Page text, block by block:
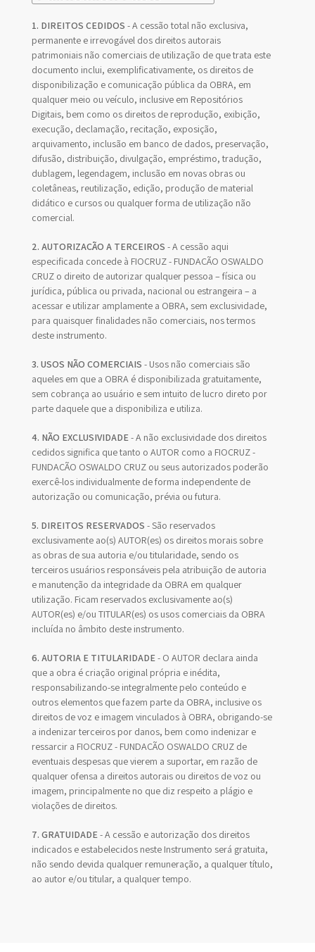
1. DIREITOS CEDIDOS - A cessão total não exclusiva,
permanente e irrevogável dos direitos autorais
patrimoniais não comerciais de utilização de que trata este
documento inclui, exemplificativamente, os direitos de
disponibilização e comunicação pública da OBRA, em
qualquer meio ou veículo, inclusive em Repositórios
Digitais, bem como os direitos de reprodução, exibição,
execução, declamação, recitação, exposição,
arquivamento, inclusão em banco de dados, preservação,
difusão, distribuição, divulgação, empréstimo, tradução,
dublagem, legendagem, inclusão em novas obras ou
coletâneas, reutilização, edição, produção de material
didático e cursos ou qualquer forma de utilização não
comercial.
2. AUTORIZAÇÃO A TERCEIROS - A cessão aqui
especificada concede à FIOCRUZ - FUNDAÇÃO OSWALDO
CRUZ o direito de autorizar qualquer pessoa – física ou
jurídica, pública ou privada, nacional ou estrangeira – a
acessar e utilizar amplamente a OBRA, sem exclusividade,
para quaisquer finalidades não comerciais, nos termos
deste instrumento.
3. USOS NÃO COMERCIAIS - Usos não comerciais são
aqueles em que a OBRA é disponibilizada gratuitamente,
sem cobrança ao usuário e sem intuito de lucro direto por
parte daquele que a disponibiliza e utiliza.
4. NÃO EXCLUSIVIDADE- A não exclusividade dos direitos
cedidos significa que tanto o AUTOR como a FIOCRUZ -
FUNDAÇÃO OSWALDO CRUZ ou seus autorizados poderão
exercê-los individualmente de forma independente de
autorização ou comunicação, prévia ou futura.
5. DIREITOS RESERVADOS - São reservados
exclusivamente ao(s) AUTOR(es) os direitos morais sobre
as obras de sua autoria e/ou titularidade, sendo os
terceiros usuários responsáveis pela atribuição de autoria
e manutenção da integridade da OBRA em qualquer
utilização. Ficam reservados exclusivamente ao(s)
AUTOR(es) e/ou TITULAR(es) os usos comerciais da OBRA
incluída no âmbito deste instrumento.
6. AUTORIA E TITULARIDADE- O AUTOR declara ainda
que a obra é criação original própria e inédita,
responsabilizando-se integralmente pelo conteúdo e
outros elementos que fazem parte da OBRA, inclusive os
direitos de voz e imagem vinculados à OBRA, obrigando-se
a indenizar terceiros por danos, bem como indenizar e
ressarcir a FIOCRUZ - FUNDAÇÃO OSWALDO CRUZ de
eventuais despesas que vierem a suportar, em razão de
qualquer ofensa a direitos autorais ou direitos de voz ou
imagem, principalmente no que diz respeito a plágio e
violações de direitos.
7. GRATUIDADE- A cessão e autorização dos direitos
indicados e estabelecidos neste Instrumento será gratuita,
não sendo devida qualquer remuneração, a qualquer título,
ao autor e/ou titular, a qualquer tempo.